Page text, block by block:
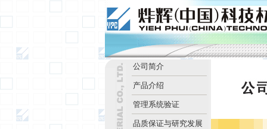
公司简介
产品介绍
管理系统验证
品质保证与研究发展